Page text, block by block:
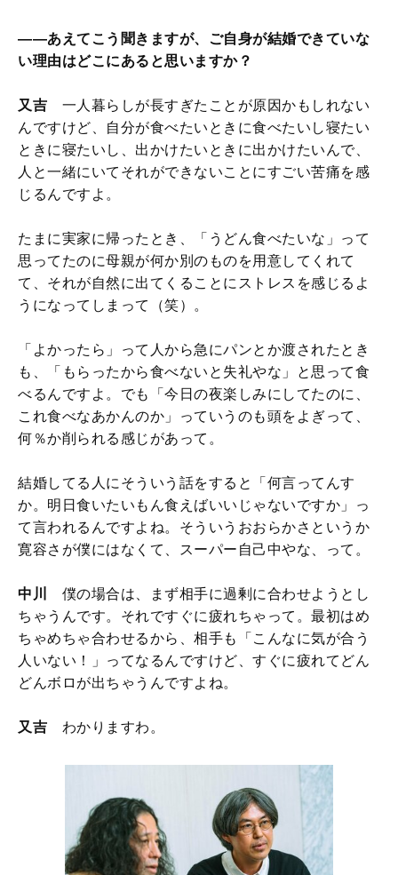
――あえてこう聞きますが、ご自身が結婚できていな
い理由はどこにあると思いますか？
又吉 一人暮らしが長すぎたことが原因かもしれない
んですけど、自分が食べたいときに食べたいし寝たい
ときに寝たいし、出かけたいときに出かけたいんで、
人と一緒にいてそれができないことにすごい苦痛を感
じるんですよ。
たまに実家に帰ったとき、「うどん食べたいな」って
思ってたのに母親が何か別のものを用意してくれて
て、それが自然に出てくることにストレスを感じるよ
うになってしまって（笑）。
「よかったら」って人から急にパンとか渡されたとき
も、「もらったから食べないと失礼やな」と思って食
べるんですよ。でも「今日の夜楽しみにしてたのに、
これ食べなあかんのか」っていうのも頭をよぎって、
何％か削られる感じがあって。
結婚してる人にそういう話をすると「何言ってんす
か。明日食いたいもん食えばいいじゃないですか」っ
て言われるんですよね。そういうおおらかさというか
寛容さが僕にはなくて、スーパー自己中やな、って。
中川 僕の場合は、まず相手に過剰に合わせようとし
ちゃうんです。それですぐに疲れちゃって。最初はめ
ちゃめちゃ合わせるから、相手も「こんなに気が合う
人いない！」ってなるんですけど、すぐに疲れてどん
どんボロが出ちゃうんですよね。
又吉 わかりますわ。